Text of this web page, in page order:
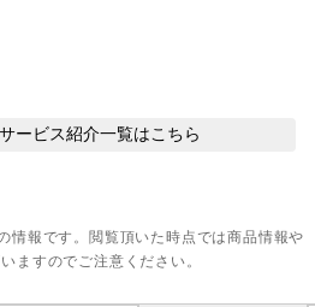
ービス紹介一覧はこちら
情報です。閲覧頂いた時点では商品情報や
ますのでご注意ください。